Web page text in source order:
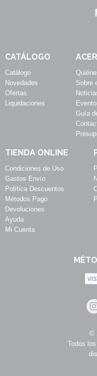
CATÁLOGO
Catálogo
Novedades
Ofertas
Liquidaciones
Sobre
Guía
TIENDA ONLINE
Condiciones de Uso
Gastos Envío
Política Descuentos
Métodos Pago
Devoluciones
Ayuda
Mi Cuenta
©
Todos